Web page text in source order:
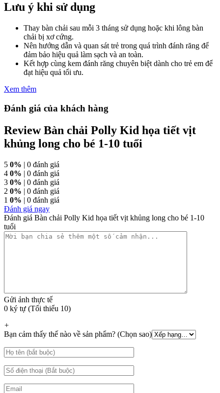
Lưu ý khi sử dụng
Thay bàn chải sau mỗi 3 tháng sử dụng hoặc khi lông bàn
chải bị xơ cứng.
Nên hướng dẫn và quan sát trẻ trong quá trình đánh răng để
đảm bảo hiệu quả làm sạch và an toàn.
Kết hợp cùng kem đánh răng chuyên biệt dành cho trẻ em để
đạt hiệu quả tối ưu.
Xem thêm
Đánh giá của khách hàng
Review Bàn chải Polly Kid họa tiết vịt
khủng long cho bé 1-10 tuổi
5 0% | 0 đánh giá
4 0% | 0 đánh giá
3 0% | 0 đánh giá
2 0% | 0 đánh giá
1 0% | 0 đánh giá
Đánh giá ngay
Đánh giá Bàn chải Polly Kid họa tiết vịt khủng long cho bé 1-10
tuổi
Gửi ảnh thực tế
0 ký tự (Tối thiểu 10)
+
Bạn cảm thấy thế nào về sản phẩm? (Chọn sao)